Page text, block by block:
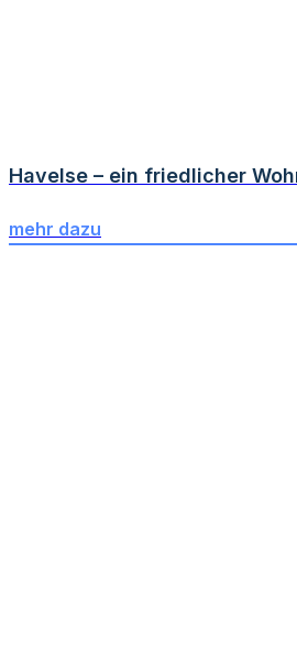
Havelse – ein friedlicher
mehr dazu